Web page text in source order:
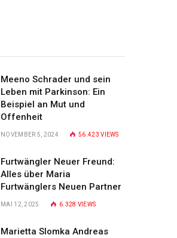
Meeno Schrader und sein
Leben mit Parkinson: Ein
Beispiel an Mut und
Offenheit
NOVEMBER 5, 2024 56.423VIEWS
Furtwängler Neuer Freund:
Alles über Maria
Furtwänglers Neuen Partner
MAI 12, 2025 6.328 VIEWS
Marietta Slomka Andreas